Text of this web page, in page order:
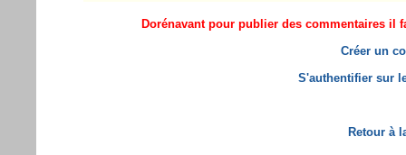
Dorénavant pour publier des commentaires il
Créer un
S'authentifier sur
Retour à